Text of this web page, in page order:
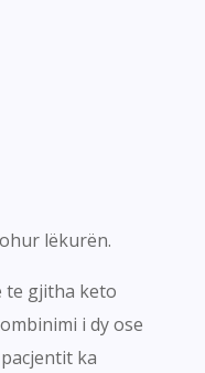
lëkurën.
te gjitha keto
i dy ose
ka